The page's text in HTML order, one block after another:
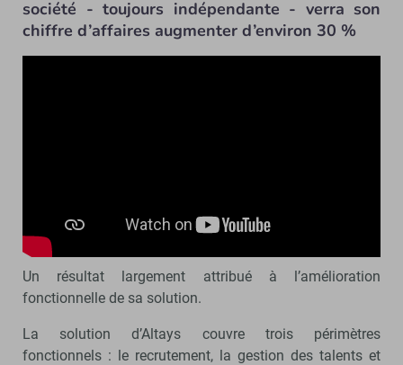
société - toujours indépendante - verra son
chiffre d’affaires augmenter d’environ 30 %
Un résultat largement attribué à l’amélioration
fonctionnelle de sa solution.
La solution d’Altays couvre trois périmètres
fonctionnels : le recrutement, la gestion des talents et